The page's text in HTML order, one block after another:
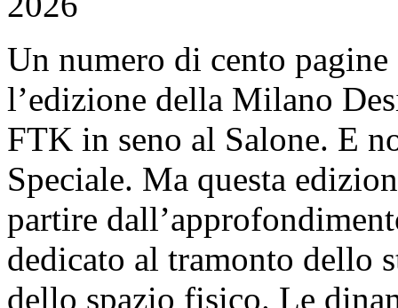
Un numero di cento pagine
l’edizione della Milano
FTK in seno al Salone. E
Speciale. Ma questa
partire
dedicato al tramonto dello
dello spazio fisico. Le